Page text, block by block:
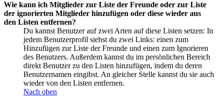
Wie kann ich Mitglieder zur Liste der Freunde oder zur Liste
der ignorierten Mitglieder hinzufügen oder diese wieder aus
den Listen entfernen?
Du kannst Benutzer auf zwei Arten auf diese Listen setzen: In
jedem Benutzerprofil siehst du zwei Links: einen zum
Hinzufügen zur Liste der Freunde und einen zum Ignorieren
des Benutzers. Außerdem kannst du im persönlichen Bereich
direkt Benutzer zu den Listen hinzufügen, indem du deren
Benutzernamen eingibst. An gleicher Stelle kannst du sie auch
wieder von den Listen entfernen.
Nach oben